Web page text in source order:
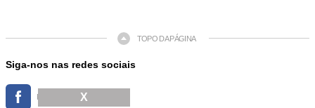
TOPO DA PÁGINA
Siga-nos nas redes sociais
FACEBOOK X